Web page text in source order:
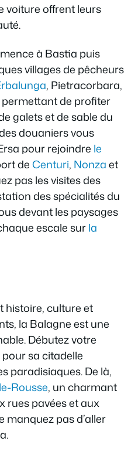
voiture offrent leurs
à Bastia puis
villages de pêcheurs
, Pietracorbara,
permettant de profiter
galets et de sable du
douaniers vous
pour rejoindre le
deCenturi, Nonzaet
pas les visites des
des spécialités du
devant les paysages
escale surla
histoire, culture et
la Balagne est une
Débutez votre
sa citadelle
paradisiaques. De là,
Rousse, un charmant
rues pavées et aux
manquez pas d’aller